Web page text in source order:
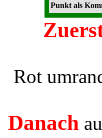
Punkt als
Rot
Danach